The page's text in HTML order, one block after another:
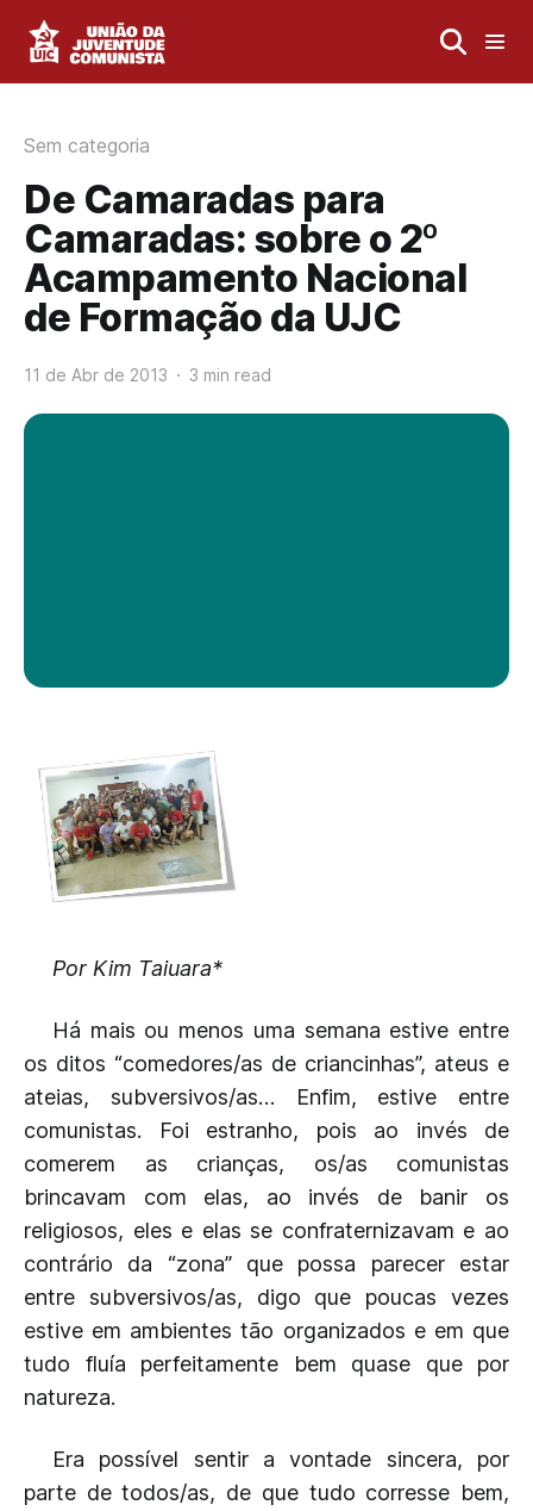
Sem categoria
De Camaradas para
Camaradas: sobre o 2º
Acampamento Nacional
de Formação da UJC
11 de Abr de 2013 3 min read
Por Kim Taiuara*
Há mais ou menos uma semana estive entre
os ditos “comedores/as de criancinhas”, ateus e
ateias, subversivos/as… Enfim, estive entre
comunistas. Foi estranho, pois ao invés de
comerem as crianças, os/as comunistas
brincavam com elas, ao invés de banir os
religiosos, eles e elas se confraternizavam e ao
contrário da “zona” que possa parecer estar
entre subversivos/as, digo que poucas vezes
estive em ambientes tão organizados e em que
tudo fluía perfeitamente bem quase que por
natureza.
Era possível sentir a vontade sincera, por
parte de todos/as, de que tudo corresse bem,